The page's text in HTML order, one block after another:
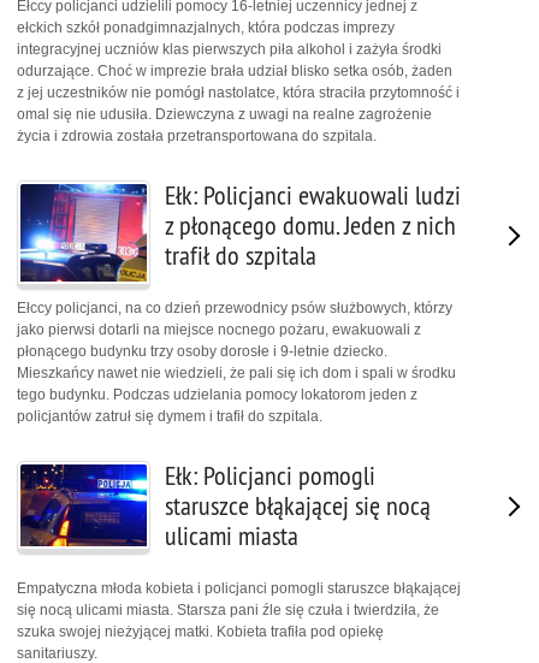
Ełccy policjanci udzielili pomocy 16-letniej uczennicy jednej z
ełckich szkół ponadgimnazjalnych, która podczas imprezy
integracyjnej uczniów klas pierwszych piła alkohol i zażyła środki
odurzające. Choć w imprezie brała udział blisko setka osób, żaden
z jej uczestników nie pomógł nastolatce, która straciła przytomność i
omal się nie udusiła. Dziewczyna z uwagi na realne zagrożenie
życia i zdrowia została przetransportowana do szpitala.
Ełk: Policjanci ewakuowali ludzi
z płonącego domu. Jeden z nich
trafił do szpitala
Ełccy policjanci, na co dzień przewodnicy psów służbowych, którzy
jako pierwsi dotarli na miejsce nocnego pożaru, ewakuowali z
płonącego budynku trzy osoby dorosłe i 9-letnie dziecko.
Mieszkańcy nawet nie wiedzieli, że pali się ich dom i spali w środku
tego budynku. Podczas udzielania pomocy lokatorom jeden z
policjantów zatruł się dymem i trafił do szpitala.
Ełk: Policjanci pomogli
staruszce błąkającej się nocą
ulicami miasta
Empatyczna młoda kobieta i policjanci pomogli staruszce błąkającej
się nocą ulicami miasta. Starsza pani źle się czuła i twierdziła, że
szuka swojej nieżyjącej matki. Kobieta trafiła pod opiekę
sanitariuszy.